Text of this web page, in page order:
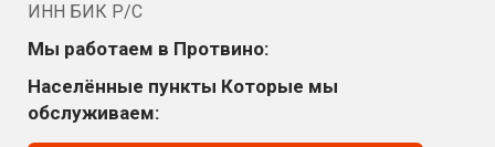
ИНН БИК Р/С
Мы работаем в Протвино:
Населённые пункты Которые мы
обслуживаем: